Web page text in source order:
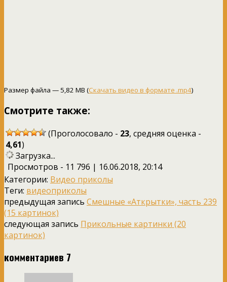
Размер файла — 5,82 MB (Скачать видео в формате .mp4)
Смотрите также:
(Проголосовало - 23, средняя оценка -
4,61)
Загрузка...
Просмотров - 11 796 | 16.06.2018, 20:14
Категории: Видео приколы
Теги: видеоприколы
предыдущая запись Смешные «Аткрытки», часть 239
(15 картинок)
следующая запись Прикольные картинки (20
картинок)
комментариев 7